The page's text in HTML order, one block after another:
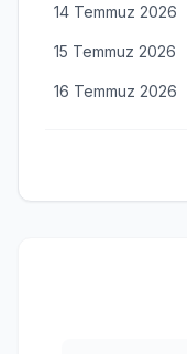
14 Temmuz 2026
15 Temmuz 2026
16 Temmuz 2026